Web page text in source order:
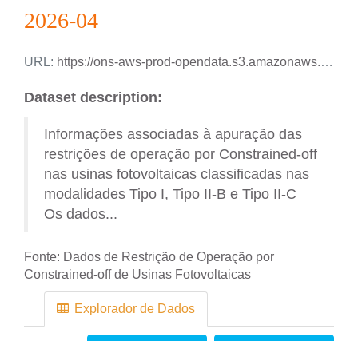
2026-04
URL: https://ons-aws-prod-opendata.s3.amazonaws.com/dataset/restricao_coff_fotovoltaica_tm/RESTRICAO_COFF_FOTOVOLTAICA_2026_04.csv
Dataset description:
Informações associadas à apuração das
restrições de operação por Constrained-off
nas usinas fotovoltaicas classificadas nas
modalidades Tipo I, Tipo II-B e Tipo II-C
Os dados...
Fonte: Dados de Restrição de Operação por
Constrained-off de Usinas Fotovoltaicas
Explorador de Dados